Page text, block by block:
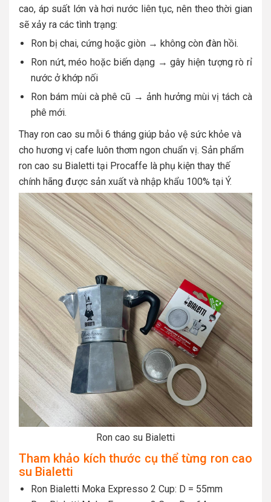
cao, áp suất lớn và hơi nước liên tục, nên theo thời gian
sẽ xảy ra các tình trạng:
Ron bị chai, cứng hoặc giòn → không còn đàn hồi.
Ron nứt, méo hoặc biến dạng → gây hiện tượng rò rỉ
nước ở khớp nối
Ron bám mùi cà phê cũ → ảnh hưởng mùi vị tách cà
phê mới.
Thay ron cao su mỗi 6 tháng giúp bảo vệ sức khỏe và
cho hương vị cafe luôn thơm ngon chuẩn vị. Sản phẩm
ron cao su Bialetti tại Procaffe là phụ kiện thay thế
chính hãng được sản xuất và nhập khẩu 100% tại Ý.
Ron cao su Bialetti
Tham khảo kích thước cụ thể từng ron cao
su Bialetti
Ron Bialetti Moka Expresso 2 Cup: D = 55mm